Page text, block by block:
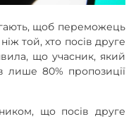
щоб переможець
той, хто посів друге
що учасник, який
лише 80% пропозиції
що посів друге